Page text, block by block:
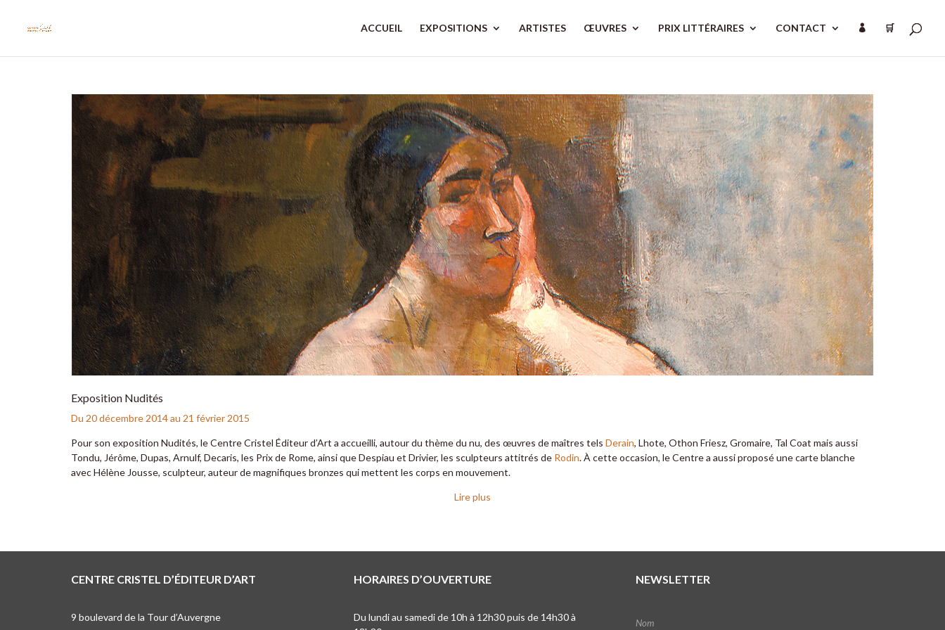
ACCUEIL EXPOSITIONS ARTISTES ŒUVRES PRIX LITTÉRAIRES CONTACT  🛒
Exposition Nudités
Du 20 décembre 2014 au 21 février 2015
Pour son exposition Nudités, le Centre Cristel Éditeur d’Art a accueilli, autour du thème du nu, des œuvres de maîtres tels Derain, Lhote, Othon Friesz, Gromaire, Tal Coat mais aussi
Tondu, Jérôme, Dupas, Arnulf, Decaris, les Prix de Rome, ainsi que Despiau et Drivier, les sculpteurs attitrés de Rodin. À cette occasion, le Centre a aussi proposé une carte blanche
avec Hélène Jousse, sculpteur, auteur de magnifiques bronzes qui mettent les corps en mouvement.
Lire plus
CENTRE CRISTEL D’ÉDITEUR D’ART
9 boulevard de la Tour d’Auvergne
HORAIRES D’OUVERTURE
Du lundi au samedi de 10h à 12h30 puis de 14h30 à
NEWSLETTER